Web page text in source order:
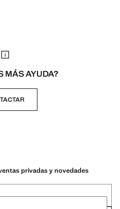
MÁS AYUDA?
privadas y novedades